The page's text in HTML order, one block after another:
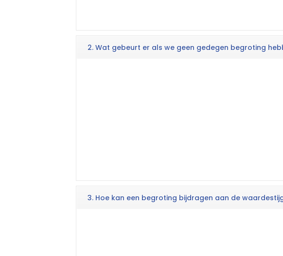
2. Wat gebeurt er als we geen gedegen begroting
3. Hoe kan een begroting bijdragen aan de